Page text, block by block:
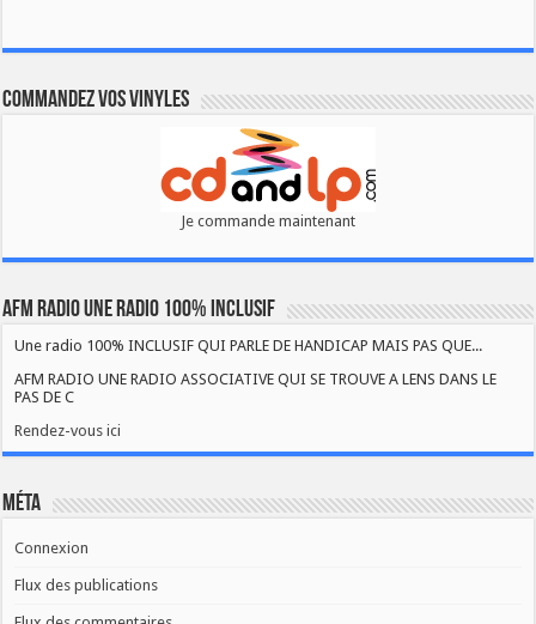
Commandez vos vinyles
Je commande maintenant
AFM RADIO UNE RADIO 100% INCLUSIF
Une radio 100% INCLUSIF QUI PARLE DE HANDICAP MAIS PAS QUE...
AFM RADIO UNE RADIO ASSOCIATIVE QUI SE TROUVE A LENS DANS LE
PAS DE C
Rendez-vous ici
Méta
Connexion
Flux des publications